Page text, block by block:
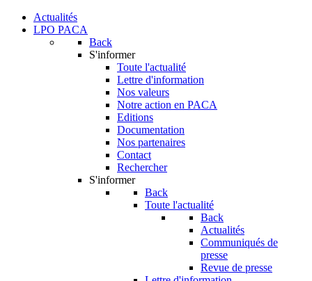
Actualités
LPO PACA
Back
S'informer
Toute l'actualité
Lettre d'information
Nos valeurs
Notre action en PACA
Editions
Documentation
Nos partenaires
Contact
Rechercher
S'informer
Back
Toute l'actualité
Back
Actualités
Communiqués de
presse
Revue de presse